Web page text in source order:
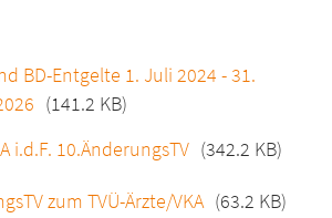
BD-Entgelte 1. Juli 2024 - 31.
(141.2 KB)
i.d.F. 10.ÄnderungsTV (342.2 KB)
zum TVÜ-Ärzte/VKA (63.2 KB)